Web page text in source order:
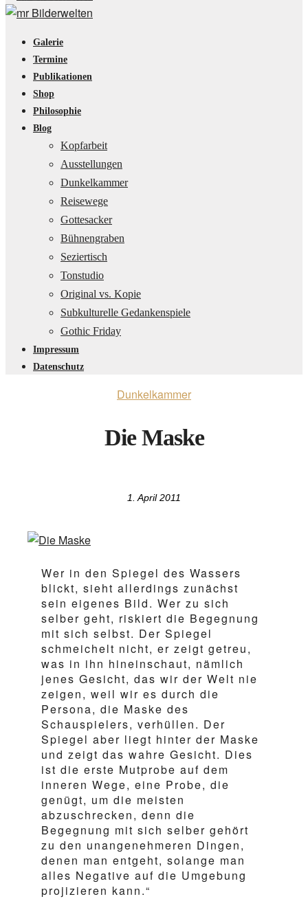
Galerie
Termine
Publikationen
Shop
Philosophie
Blog
Kopfarbeit
Ausstellungen
Dunkelkammer
Reisewege
Gottesacker
Bühnengraben
Seziertisch
Tonstudio
Original vs. Kopie
Subkulturelle Gedankenspiele
Gothic Friday
Impressum
Datenschutz
Dunkelkammer
Die Maske
1. April 2011
Wer in den Spiegel des Wassers
blickt, sieht allerdings zunächst
sein eigenes Bild. Wer zu sich
selber geht, riskiert die Begegnung
mit sich selbst. Der Spiegel
schmeichelt nicht, er zeigt getreu,
was in ihn hineinschaut, nämlich
jenes Gesicht, das wir der Welt nie
zeigen, weil wir es durch die
Persona, die Maske des
Schauspielers, verhüllen. Der
Spiegel aber liegt hinter der Maske
und zeigt das wahre Gesicht. Dies
ist die erste Mutprobe auf dem
inneren Wege, eine Probe, die
genügt, um die meisten
abzuschrecken, denn die
Begegnung mit sich selber gehört
zu den unangenehmeren Dingen,
denen man entgeht, solange man
alles Negative auf die Umgebung
projizieren kann.“